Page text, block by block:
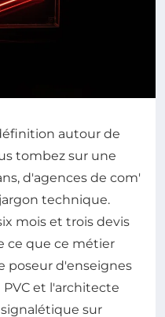
autour de
tombez sur une
d'agences de com'
technique.
mois et trois devis
ce que ce métier
poseur d'enseignes
et l'architecte
sur